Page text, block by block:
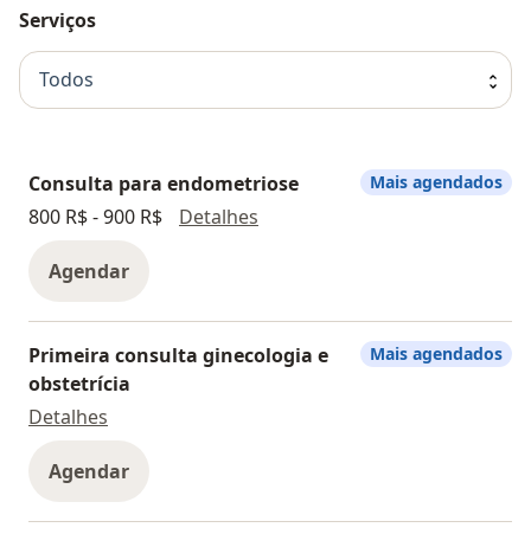
Serviços
Todos
Consulta para endometriose
800 R$ - 900 R$
Detalhes
Agendar
Mais agendados
Primeira consulta ginecologia e
obstetrícia
Detalhes
Agendar
Mais agendados